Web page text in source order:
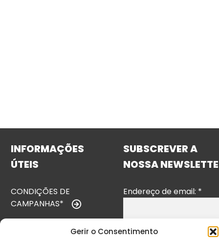
Gerir o Consentimento
INFORMAÇÕES
ÚTEIS
CONDIÇÕES DE
CAMPANHAS*
SUBSCREVER A
NOSSA
Endereço de email: *